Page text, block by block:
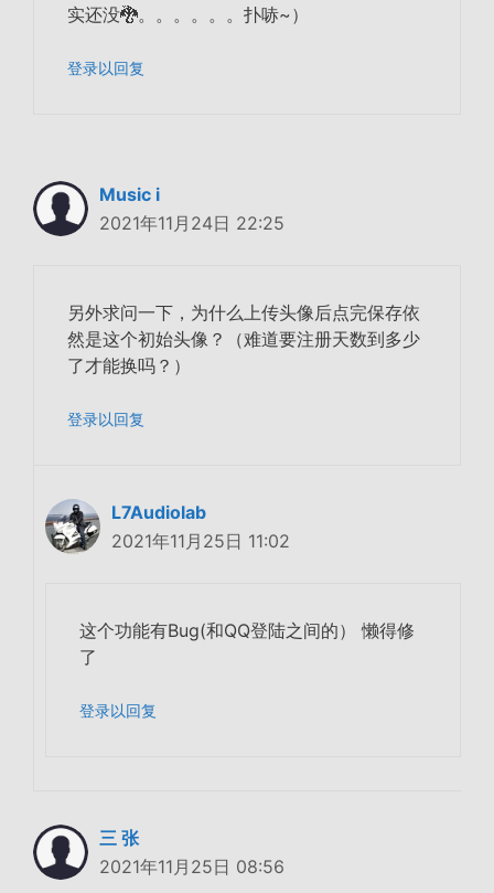
实还没🐉。。。。。。扑哧~）
登录以回复
Music i
2021年11月24日 22:25
另外求问一下，为什么上传头像后点完保存依
然是这个初始头像？（难道要注册天数到多少
了才能换吗？）
登录以回复
L7Audiolab
2021年11月25日 11:02
这个功能有Bug(和QQ登陆之间的） 懒得修
了
登录以回复
三 张
2021年11月25日 08:56